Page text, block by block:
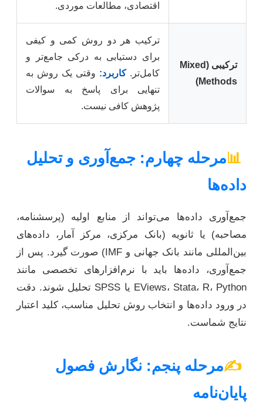
اقتصادی، مطالعات موردی.
ترکیبی (Mixed
Methods)
ترکیب هر دو روش کمی و کیفی
برای دستیابی به درکی جامع‌تر و
کامل‌تر.کاربرد: وقتی یک روش به
تنهایی برای پاسخ به سوالات
پژوهش کافی نیست.
📊مرحله چهارم: جمع‌آوری و تحلیل
داده‌ها
جمع‌آوری داده‌ها می‌تواند از منابع اولیه (پرسشنامه،
مصاحبه) یا ثانویه (بانک مرکزی، مرکز آمار، داده‌های
بین‌المللی مانند بانک جهانی و IMF) صورت گیرد. پس از
جمع‌آوری، داده‌ها باید با نرم‌افزارهای تخصصی مانند
EViews، Stata، R، Python یا SPSS تحلیل شوند. دقت
در ورود داده‌ها و انتخاب روش تحلیل مناسب، کلید اعتبار
نتایج شماست.
✍️مرحله پنجم: نگارش فصول
پایان‌نامه